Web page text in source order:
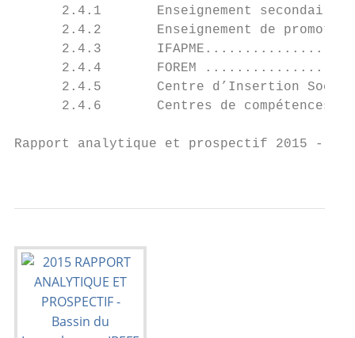
2.4.1       Enseignement secondaire
2.4.2       Enseignement de
2.4.3
2.4.4       FOREM
2.4.5       Centre d’Insertion
2.4.6       Centres de compétences
Rapport analytique et prospectif 2015 -